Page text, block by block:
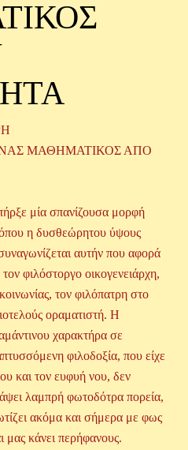
ΜΑΘΗΜΑΤΙΚΟΣ ΑΠO
μία σπανίζουσα μορφή
όπου η δυσθεώρητου ύψους
αυτήν που αφορά
φιλόστοργο οικογενειάρχη,
τον φιλόπατρη στο
οραματιστή. Η
χαρακτήρα σε
φιλοδοξία, που είχε
και τον ευφυή νου, δεν
λαμπρή φωτοδότρα πορεία,
ακόμα και σήμερα με φως
μας κάνει περήφανους.